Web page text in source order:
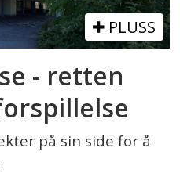
PLUSS
- retten
på sin side for å